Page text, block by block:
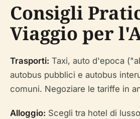
Consigli
Viaggio per
Trasporti: Taxi, auto d'epoca
autobus pubblici e autobus
comuni. Negoziare le tariffe in
Alloggio: Scegli tra hotel di